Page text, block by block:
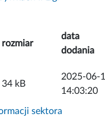
rozmiar
data
dodania
34 kB
2025-06-
14:03:20
sektora